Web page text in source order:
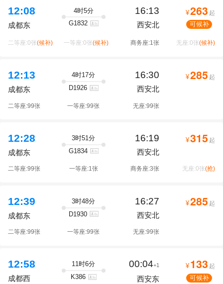
12:08
成都东
4时5分
G1832
16:13
西安北
¥263 起
可候补
二等座:0张(候补) 一等座:0张(候补) 商务座:1张 无座:0张(候补)
12:13
成都东
4时17分
D1926
16:30
西安北
¥285 起
二等座:99张 一等座:99张 无座:99张
12:28
成都东
3时51分
G1834
16:19
西安北
¥315 起
二等座:99张 一等座:1张 商务座:3张 无座:0张(抢)
12:39
成都东
3时48分
D1930
16:27
西安北
¥285 起
二等座:99张 一等座:99张 无座:99张
12:58
成都西
11时6分
K386
00:04+1
西安东
¥ 133 起
可候补